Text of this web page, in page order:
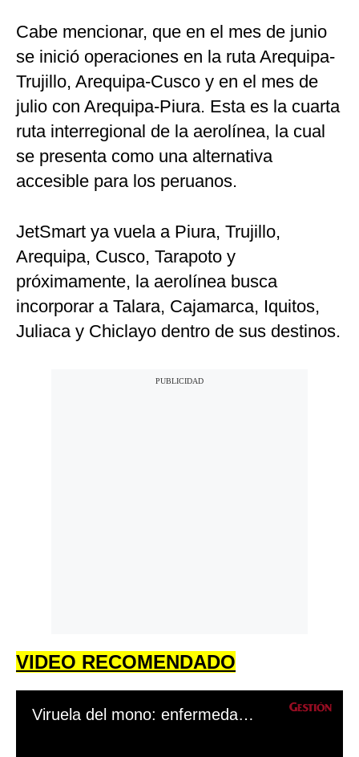
Cabe mencionar, que en el mes de junio
se inició operaciones en la ruta Arequipa-
Trujillo, Arequipa-Cusco y en el mes de
julio con Arequipa-Piura. Esta es la cuarta
ruta interregional de la aerolínea, la cual
se presenta como una alternativa
accesible para los peruanos.
JetSmart ya vuela a Piura, Trujillo,
Arequipa, Cusco, Tarapoto y
próximamente, la aerolínea busca
incorporar a Talara, Cajamarca, Iquitos,
Juliaca y Chiclayo dentro de sus destinos.
VIDEO RECOMENDADO
Viruela del mono: enfermedad sigue expandiéndose con consecuencias negativas en todo el mundo